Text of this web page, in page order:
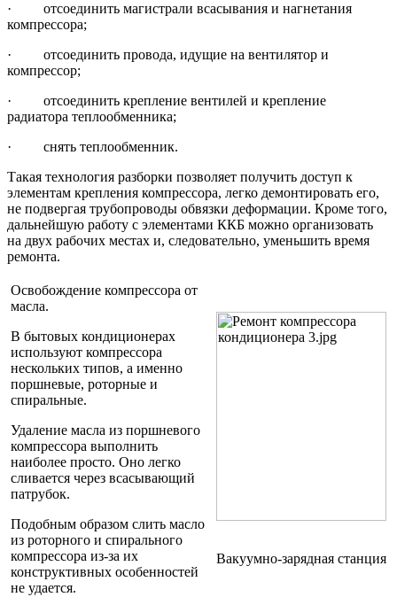
· отсоединить магистрали всасывания и нагнетания
компрессора;
· отсоединить провода, идущие на вентилятор и
компрессор;
· отсоединить крепление вентилей и крепление
радиатора теплообменника;
· снять теплообменник.
Такая технология разборки позволяет получить доступ к
элементам крепления компрессора, легко демонтировать его,
не подвергая трубопроводы обвязки деформации. Кроме того,
дальнейшую работу с элементами ККБ можно организовать
на двух рабочих местах и, следовательно, уменьшить время
ремонта.
Освобождение компрессора от
масла.
В бытовых кондиционерах
используют компрессора
нескольких типов, а именно
поршневые, роторные и
спиральные.
Удаление масла из поршневого
компрессора выполнить
наиболее просто. Оно легко
сливается через всасывающий
патрубок.
Подобным образом слить масло
из роторного и спирального
компрессора из-за их
конструктивных особенностей
не удается.
Вакуумно-зарядная станция